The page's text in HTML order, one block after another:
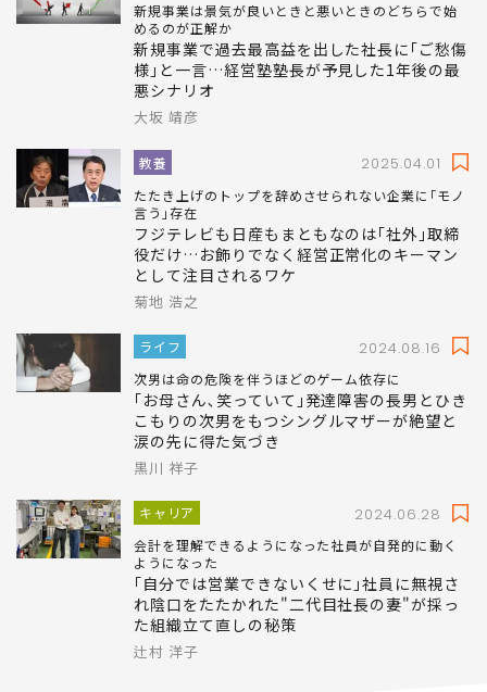
新規事業は景気が良いときと悪いときのどちらで始
めるのが正解か
新規事業で過去最高益を出した社長に｢ご愁傷
様｣と一言…経営塾塾長が予見した1年後の最
悪シナリオ
大坂 靖彦
教養 2025.04.01
たたき上げのトップを辞めさせられない企業に｢モノ
言う｣存在
フジテレビも日産もまともなのは｢社外｣取締
役だけ…お飾りでなく経営正常化のキーマン
として注目されるワケ
菊地 浩之
ライフ 2024.08.16
次男は命の危険を伴うほどのゲーム依存に
｢お母さん､笑っていて｣発達障害の長男とひき
こもりの次男をもつシングルマザーが絶望と
涙の先に得た気づき
黒川 祥子
キャリア 2024.06.28
会計を理解できるようになった社員が自発的に動く
ようになった
｢自分では営業できないくせに｣社員に無視さ
れ陰口をたたかれた"二代目社長の妻"が採っ
た組織立て直しの秘策
辻村 洋子